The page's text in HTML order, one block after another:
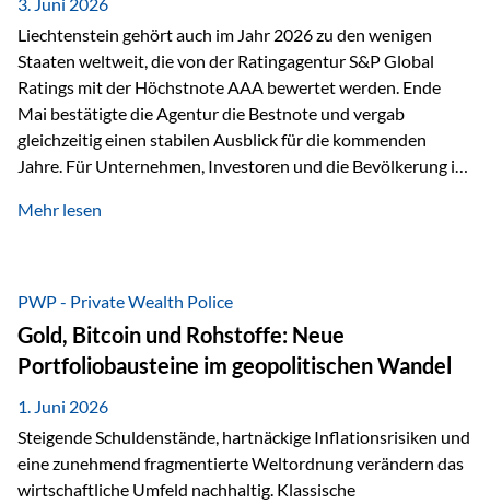
Liechtenstein gehört auch im Jahr 2026 zu den wenigen
Staaten weltweit, die von der Ratingagentur S&P Global
Ratings mit der Höchstnote AAA bewertet werden. Ende
Mai bestätigte die Agentur die Bestnote und vergab
gleichzeitig einen stabilen Ausblick für die kommenden
Jahre. Für Unternehmen, Investoren und die Bevölkerung ist
finanzielle Stabilität des Landes sowie das Vertrauen
trotz Herausforderungen Die weltwirtschaftlichen
Rahmenbedingungen bleiben anspruchsvoll. Geopolitische
Unsicherheiten, eine verhaltene Investitionstätigkeit und
eine schwächere Nachfrage in wichtigen Exportmärkten
beeinflussen auch die liechtensteinische Wirtschaft.
Dennoch sieht…
Mehr lesen
PWP - Private Wealth Police
Gold, Bitcoin und Rohstoffe: Neue
Portfoliobausteine im geopolitischen Wandel
1. Juni 2026
Steigende Schuldenstände, hartnäckige Inflationsrisiken und
eine zunehmend fragmentierte Weltordnung verändern das
wirtschaftliche Umfeld nachhaltig. Klassische